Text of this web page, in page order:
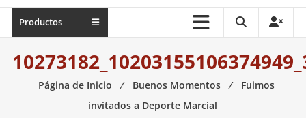
Todo
necesario
para
Productos
Página de Inicio ⁄ Buenos Momentos ⁄
Fuimos
invitados a Deporte Marcial